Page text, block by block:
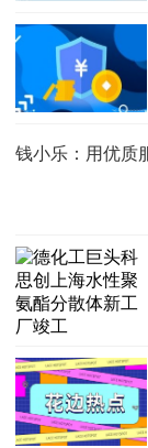
钱小乐：用优质